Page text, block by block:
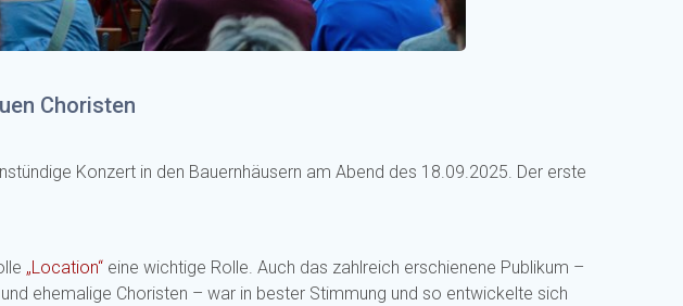
Choristen
Konzert in den Bauernhäusern am Abend des 18.09.2025. Der erste
„Location“ eine wichtige Rolle. Auch das zahlreich erschienene Publikum –
ehemalige Choristen – war in bester Stimmung und so entwickelte sich